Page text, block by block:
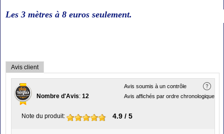
Les 3 mètres à 8 euros seulement.
Avis client
Avis soumis à un contrôle
Avis affichés par ordre chronologique
Nombre d'Avis: 12
Note du produit: 4.9 / 5